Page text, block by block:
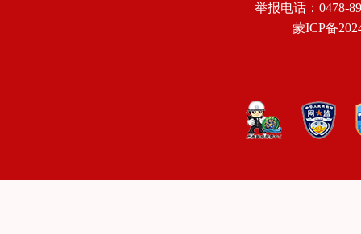
举报电话：0478-
蒙ICP备